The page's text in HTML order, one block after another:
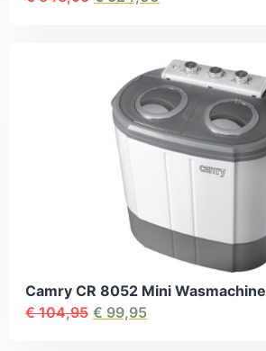
Camry CR 8052 Mini Wasmachine
€104,95 € 99,95